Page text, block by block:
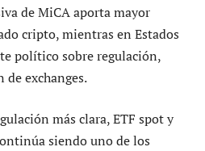
de MiCA aporta mayor
cripto, mientras en Estados
político sobre regulación,
exchanges.
más clara, ETF spot y
siendo uno de los